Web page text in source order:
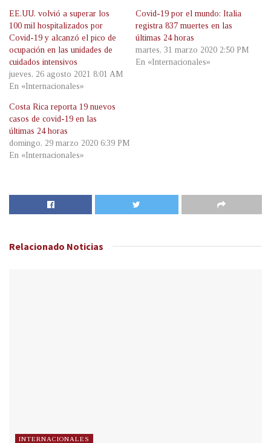
EE.UU. volvió a superar los
100 mil hospitalizados por
Covid-19 y alcanzó el pico de
ocupación en las unidades de
cuidados intensivos
jueves, 26 agosto 2021 8:01 AM
En «Internacionales»
Covid-19 por el mundo: Italia
registra 837 muertes en las
últimas 24 horas
martes, 31 marzo 2020 2:50 PM
En «Internacionales»
Costa Rica reporta 19 nuevos
casos de covid-19 en las
últimas 24 horas
domingo, 29 marzo 2020 6:39 PM
En «Internacionales»
Relacionado Noticias
INTERNACIONALES